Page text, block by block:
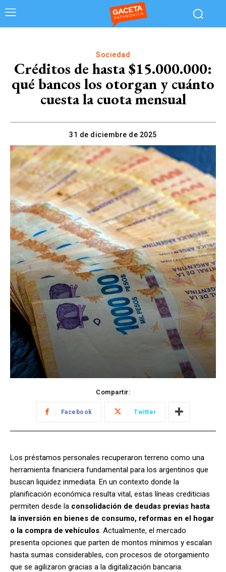
Sociedad
Créditos de hasta $15.000.000:
qué bancos los otorgan y cuánto
cuesta la cuota mensual
31 de diciembre de 2025
Compartir:
Facebook Twitter
Los préstamos personales recuperaron terreno como una
herramienta financiera fundamental para los argentinos que
buscan liquidez inmediata. En un contexto donde la
planificación económica resulta vital, estas líneas crediticias
permiten desde la consolidación de deudas previas hasta
la inversión en bienes de consumo, reformas en el hogar
o la compra de vehículos. Actualmente, el mercado
presenta opciones que parten de montos mínimos y escalan
hasta sumas considerables, con procesos de otorgamiento
que se agilizaron gracias a la digitalización bancaria.